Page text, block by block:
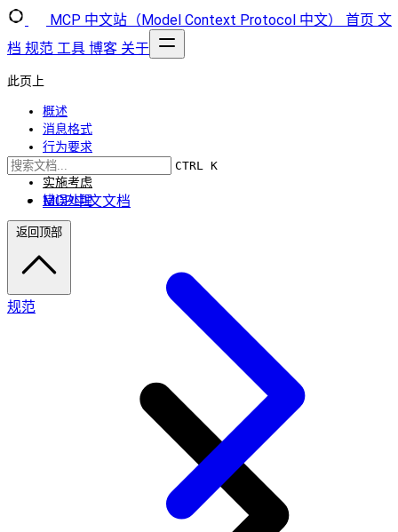
MCP 中文站（Model Context Protocol 中文） 首页 文
档 规范 工具 博客 关于
CTRL K
MCP中文文档
此页上
概述
消息格式
行为要求
使用模式
实施考虑
错误处理
返回顶部
规范